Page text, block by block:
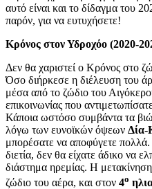
αυτό είναι και το δίδαγμα του
παρόν, για να ευτυχήσετε!
Κρόνος στον Υδροχόο (2020-
Δεν θα χαριστεί ο Κρόνος στο
Όσο διήρκεσε η διέλευση του
μέσα από το ζώδιο του
επικοινωνίας που
Κάποια ωστόσο συμβάντα τα
λόγω των ευνοϊκών όψεων Δία-
μπορέσατε να αποφύγετε
διετία, δεν θα είχατε άδικο να
διάστημα ηρεμίας. Η
ζώδιο του αέρα, και στον 4ο